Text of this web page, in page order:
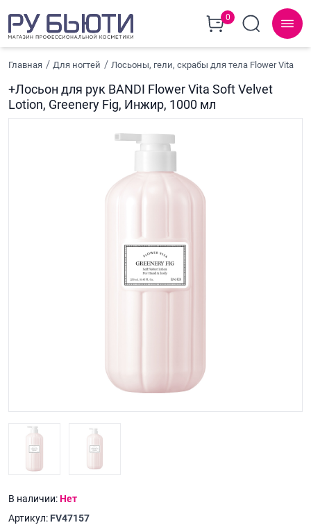
0
Главная Для ногтей Лосьоны, гели, скрабы для тела Flower Vita
+Лосьон для рук BANDI Flower Vita Soft Velvet
Lotion, Greenery Fig, Инжир, 1000 мл
В наличии:Нет
Артикул: FV47157